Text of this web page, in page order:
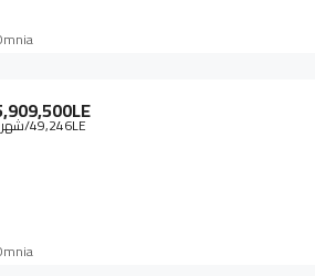
49,246LE
/